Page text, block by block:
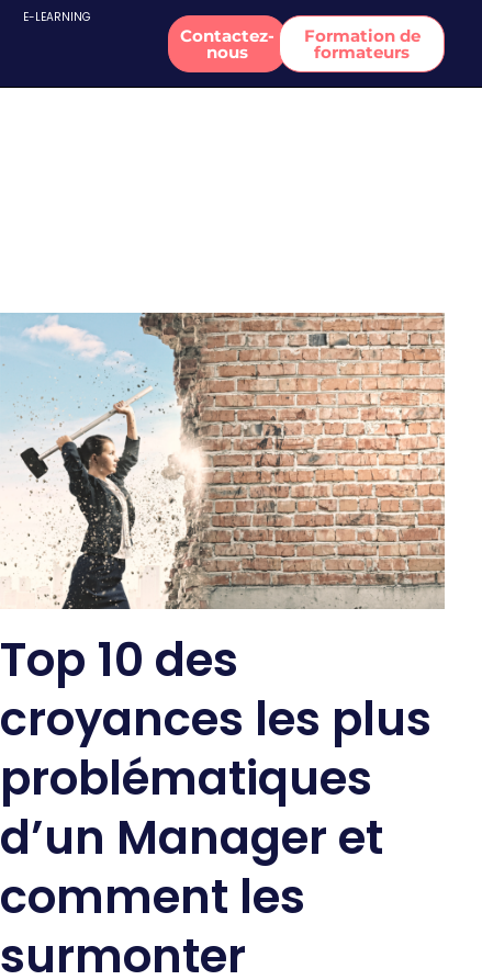
E-LEARNING
Contactez-
nous
Formation de
formateurs
Top 10 des
croyances les plus
problématiques
d’un Manager et
comment les
surmonter